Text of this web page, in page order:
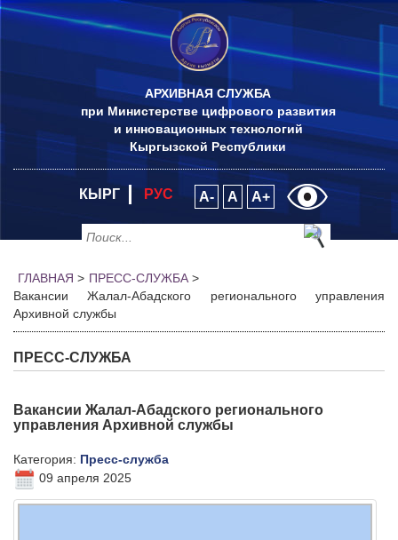
АРХИВНАЯ СЛУЖБА
при Министерстве цифрового развития
и инновационных технологий
Кыргызской Республики
КЫРГ РУС A- A A+
ГЛАВНАЯ > ПРЕСС-СЛУЖБА >
Вакансии Жалал-Абадского регионального управления
Архивной службы
ПРЕСС-СЛУЖБА
Вакансии Жалал-Абадского регионального
управления Архивной службы
Категория: Пресс-служба
09 апреля 2025